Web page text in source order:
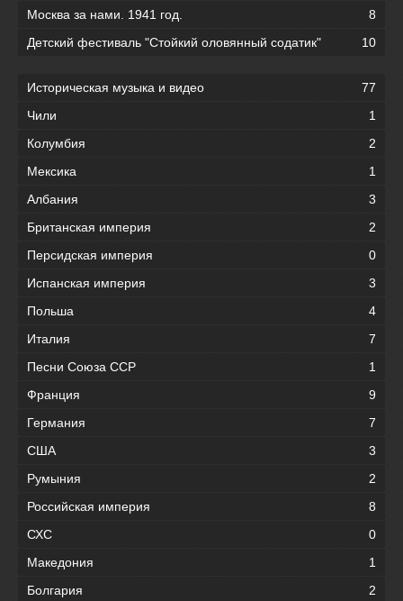
Москва за нами. 1941 год.
8
Детский фестиваль "Стойкий оловянный содатик"
10
Историческая музыка и видео
77
Чили
1
Колумбия
2
Мексика
1
Албания
3
Британская империя
2
Персидская империя
0
Испанская империя
3
Польша
4
Италия
7
Песни Союза ССР
1
Франция
9
Германия
7
США
3
Румыния
2
Российская империя
8
СХС
0
Македония
1
Болгария
2